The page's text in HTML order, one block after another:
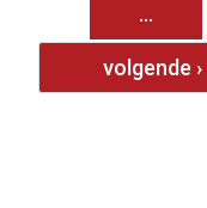
…
volgende ›